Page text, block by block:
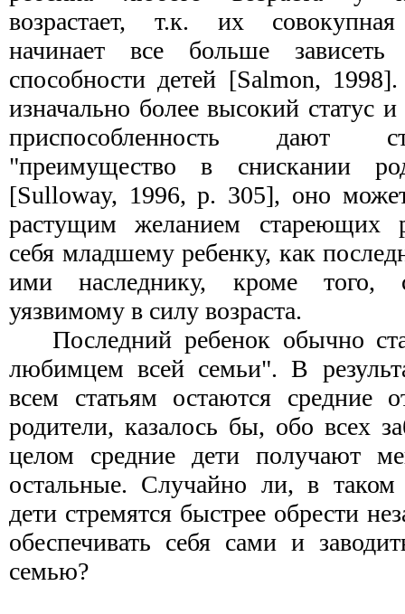
возрастает, т.к. их совокупная
начинает все больше зависеть
способности детей [Salmon,
изначально более высокий статус
приспособленность дают
"преимущество в снискании
[Sulloway, 1996, р. 305], оно
растущим желанием стареющих
себя младшему ребенку, как
ими наследнику, кроме того,
уязвимому в силу возраста.
Последний ребенок обычно
любимцем всей семьи". В
всем статьям остаются средние
родители, казалось бы, обо всех
целом средние дети получают
остальные. Случайно ли, в таком
дети стремятся быстрее обрести
обеспечивать себя сами и
семью?